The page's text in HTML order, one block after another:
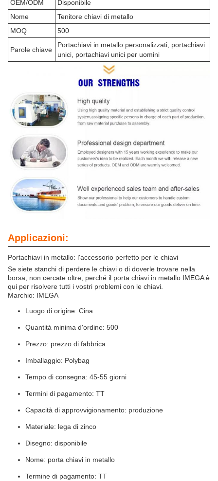
OEM/ODM
Disponibile
Nome
Tenitore chiavi di metallo
MOQ
500
Parole chiave
Portachiavi in metallo personalizzati, portachiavi
unici, portachiavi unici per uomini
Applicazioni:
Portachiavi in metallo: l'accessorio perfetto per le chiavi
Se siete stanchi di perdere le chiavi o di doverle trovare nella
borsa, non cercate oltre, perché il porta chiavi in metallo IMEGA è
qui per risolvere tutti i vostri problemi con le chiavi.
Marchio: IMEGA
Luogo di origine: Cina
Quantità minima d'ordine: 500
Prezzo: prezzo di fabbrica
Imballaggio: Polybag
Tempo di consegna: 45-55 giorni
Termini di pagamento: TT
Capacità di approvvigionamento: produzione
Materiale: lega di zinco
Disegno: disponibile
Nome: porta chiavi in metallo
Termine di pagamento: TT